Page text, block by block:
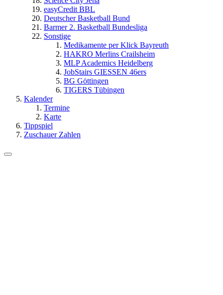
easyCredit BBL
Deutscher Basketball Bund
Barmer 2. Basketball Bundesliga
Sonstige
Medikamente per Klick Bayreuth
HAKRO Merlins Crailsheim
MLP Academics Heidelberg
JobStairs GIESSEN 46ers
BG Göttingen
TIGERS Tübingen
Kalender
Termine
Karte
Tippspiel
Zuschauer Zahlen